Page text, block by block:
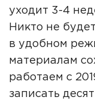
уходит 3-4
Никто не
в удобном
материалам
работаем с
записать